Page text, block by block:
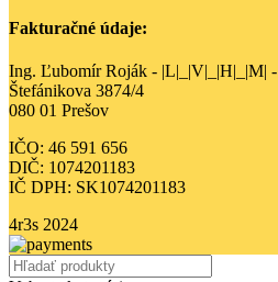
Fakturačné údaje:
Ing. Ľubomír Roják - |L|_|V|_|H|_|M| -
Štefánikova 3874/4
080 01 Prešov
IČO: 46 591 656
DIČ: 1074201183
IČ DPH: SK1074201183
4r3s 2024